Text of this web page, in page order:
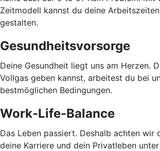
Zeitmodell kannst du deine
gestalten.
Gesundheitsvorsorge
Deine Gesundheit liegt uns am Herzen.
Vollgas geben kannst, arbeitest du bei
bestmöglichen Bedingungen.
Work-Life-Balance
Das Leben passiert. Deshalb achten wir
deine Karriere und dein Privatleben